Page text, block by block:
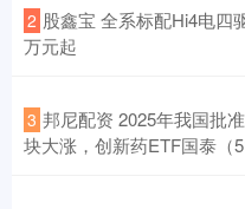
2 股鑫宝 全系标配Hi4电四
万元起
3 邦尼配资 2025年我国批
块大涨，创新药ETF国泰（